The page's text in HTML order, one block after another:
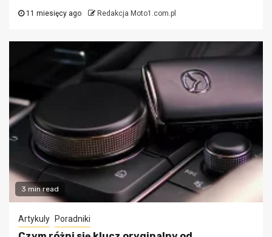
11 miesięcy ago Redakcja Moto1.com.pl
3 min read
Artykuly Poradniki